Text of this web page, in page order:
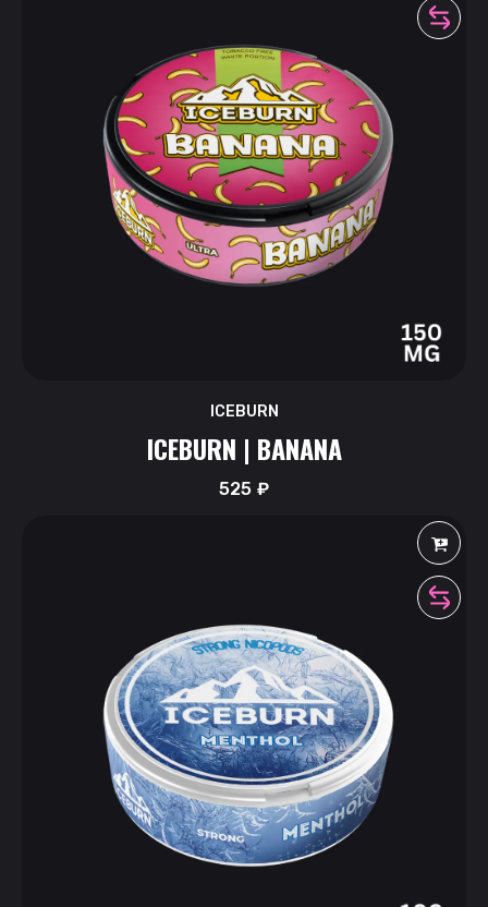
ICEBURN
ICEBURN | BANANA
525₽